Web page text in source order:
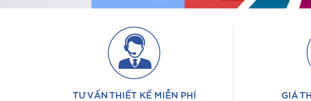
TƯ VẤN THIẾT KẾ MIỄN PHÍ GIÁ